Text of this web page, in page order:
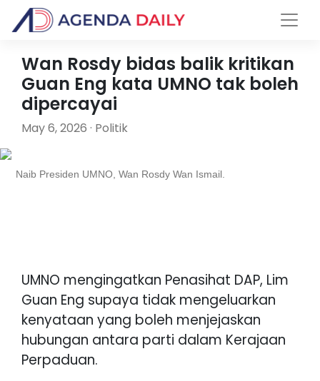
Wan Rosdy bidas balik kritikan
Guan Eng kata UMNO tak boleh
dipercayai
May 6, 2026 · Politik
Naib Presiden UMNO, Wan Rosdy Wan Ismail.
UMNO mengingatkan Penasihat DAP, Lim
Guan Eng supaya tidak mengeluarkan
kenyataan yang boleh menjejaskan
hubungan antara parti dalam Kerajaan
Perpaduan.